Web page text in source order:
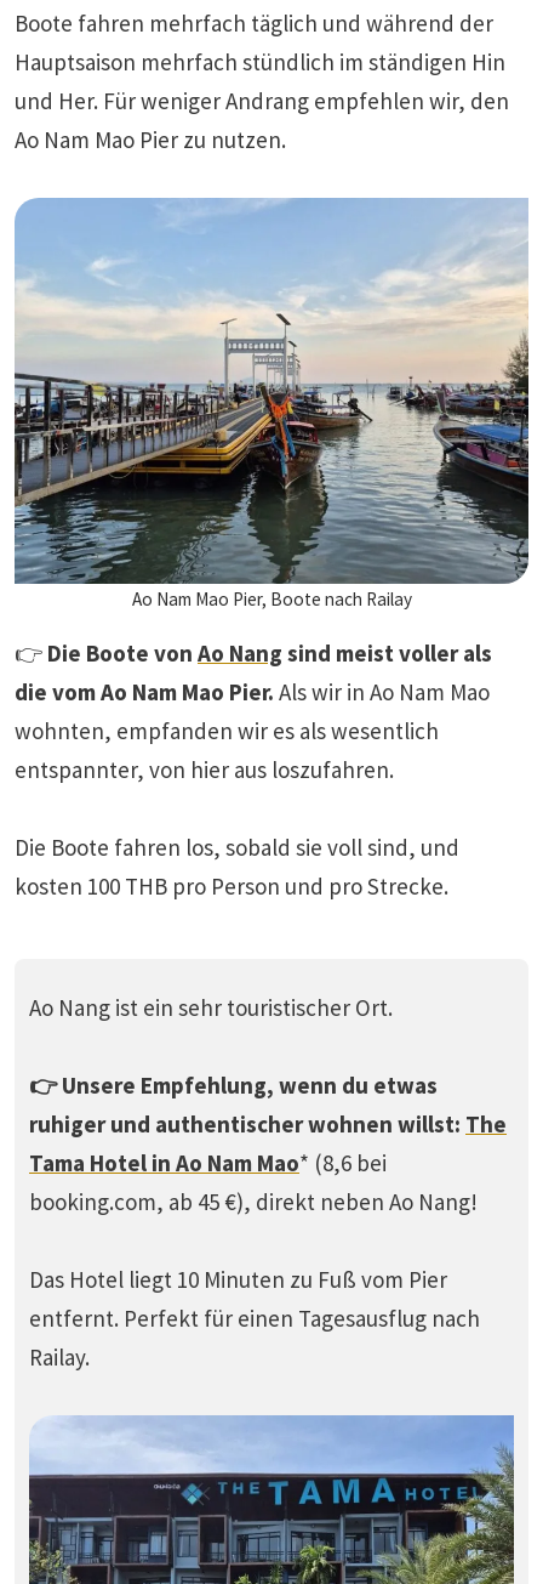
Boote fahren mehrfach täglich und während der
Hauptsaison mehrfach stündlich im ständigen Hin
und Her. Für weniger Andrang empfehlen wir, den
Ao Nam Mao Pier zu nutzen.
Ao Nam Mao Pier, Boote nach Railay
👉 Die Boote von Ao Nang sind meist voller als
die vom Ao Nam Mao Pier. Als wir in Ao Nam Mao
wohnten, empfanden wir es als wesentlich
entspannter, von hier aus loszufahren.
Die Boote fahren los, sobald sie voll sind, und
kosten 100 THB pro Person und pro Strecke.
Ao Nang ist ein sehr touristischer Ort.
👉 Unsere Empfehlung, wenn du etwas
ruhiger und authentischer wohnen willst: The
Tama Hotel in Ao Nam Mao* (8,6 bei
booking.com, ab 45 €), direkt neben Ao Nang!
Das Hotel liegt 10 Minuten zu Fuß vom Pier
entfernt. Perfekt für einen Tagesausflug nach
Railay.